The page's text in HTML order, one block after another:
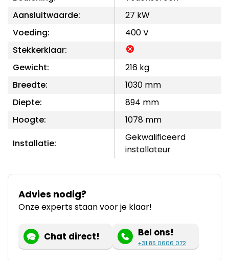
Aansluitwaarde:
27 kW
Voeding:
400 V
Stekkerklaar:
Gewicht:
216 kg
Breedte:
1030 mm
Diepte:
894 mm
Hoogte:
1078 mm
Installatie:
Gekwalificeerd
installateur
Advies nodig?
Onze experts staan voor je klaar!
Chat direct! Bel ons!
+31 85 0606 072